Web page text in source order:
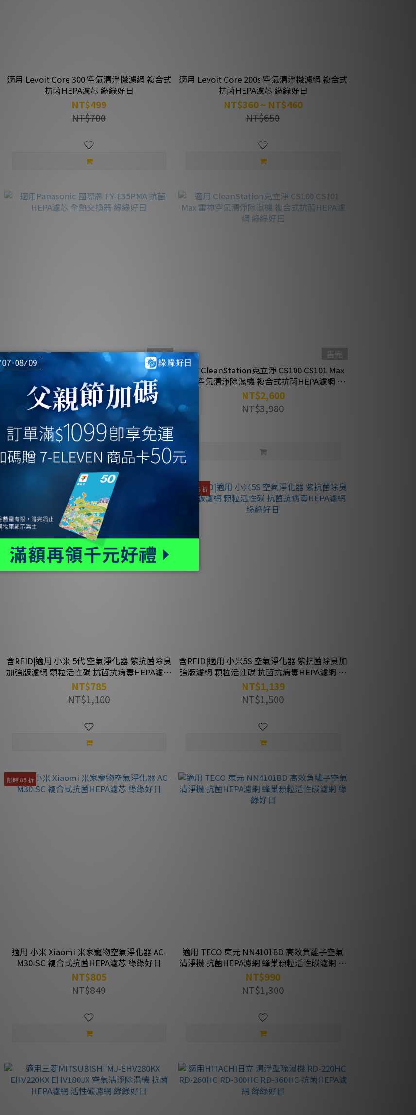
適用 Levoit Core 300 空氣清淨機濾網 複合式
抗菌HEPA濾芯 綠綠好日
NT$499
NT$700
適用 Levoit Core 200s 空氣清淨機濾網 複合式
抗菌HEPA濾芯 綠綠好日
NT$360 ~ NT$460
NT$650
售完
適用Panasonic 國際牌 FY-E35PMA 抗菌HEPA
濾芯 全熱交換器 綠綠好日
NT$1,680
NT$2,399
適用 CleanStation克立淨 CS100 CS101 Max
雷神空氣清淨除濕機 複合式抗菌HEPA濾網 綠
綠好日
NT$2,600
NT$3,980
含RFID|適用 小米 5代 空氣淨化器 紫抗菌除臭
加強版濾網 顆粒活性碳 抗菌抗病毒HEPA濾網
綠綠好日
NT$785
NT$1,100
限時 76 折
含RFID|適用 小米5S 空氣淨化器 紫抗菌除臭加
強版濾網 顆粒活性碳 抗菌抗病毒HEPA濾網 綠
綠好日
NT$1,139
NT$1,500
限時 85 折
適用 小米 Xiaomi 米家寵物空氣淨化器 AC-
M30-SC 複合式抗菌HEPA濾芯 綠綠好日
NT$805
NT$849
適用 TECO 東元 NN4101BD 高效負離子空氣
清淨機 抗菌HEPA濾網 蜂巢顆粒活性碳濾網 綠
綠好日
NT$990
NT$1,300